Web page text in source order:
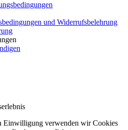
und Widerrufsbelehrung
Einwilligung verwenden wir Cookies